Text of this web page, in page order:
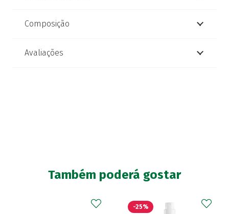
Composição
Avaliações
Também poderá gostar
-25%